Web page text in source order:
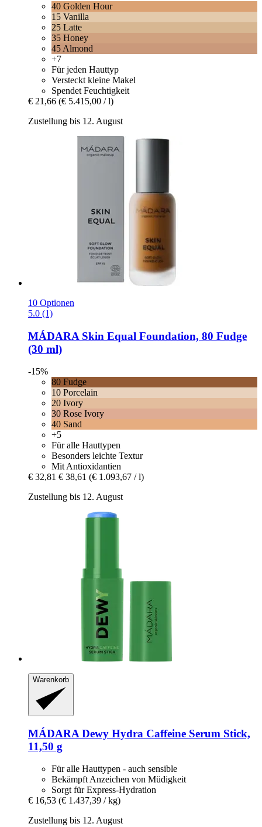
40 Golden Hour
15 Vanilla
25 Latte
35 Honey
45 Almond
+7
Für jeden Hauttyp
Versteckt kleine Makel
Spendet Feuchtigkeit
€ 21,66 (€ 5.415,00 / l)
Zustellung bis 12. August
10 Optionen
5.0 (1)
MÁDARA Skin Equal Foundation, 80 Fudge
(30 ml)
-15%
80 Fudge
10 Porcelain
20 Ivory
30 Rose Ivory
40 Sand
+5
Für alle Hauttypen
Besonders leichte Textur
Mit Antioxidantien
€ 32,81 € 38,61 (€ 1.093,67 / l)
Zustellung bis 12. August
Warenkorb
MÁDARA Dewy Hydra Caffeine Serum Stick,
11,50 g
Für alle Hauttypen - auch sensible
Bekämpft Anzeichen von Müdigkeit
Sorgt für Express-Hydration
€ 16,53 (€ 1.437,39 / kg)
Zustellung bis 12. August